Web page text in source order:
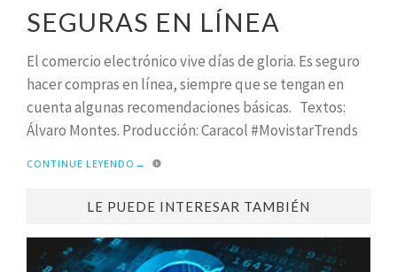
SEGURAS EN LÍNEA
El comercio electrónico vive días de gloria. Es seguro
hacer compras en línea, siempre que se tengan en
cuenta algunas recomendaciones básicas. Textos:
Álvaro Montes. Producción: Caracol #MovistarTrends
CONTINUE LEYENDO →
LE PUEDE INTERESAR TAMBIÉN